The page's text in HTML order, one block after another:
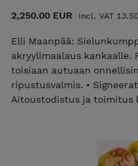
2,250.00 EUR Incl. VAT
Elli Maanpää:
akryylimaalaus kankaalle.
toisiaan autuaan
ripustusvalmis. • Signeerattu sekä eteen, että taakse. •
Aitoustodistus ja toimitus
Maanpää: Soulmates,
canvas. A ginger cat and